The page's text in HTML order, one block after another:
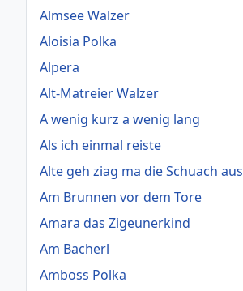
Almsee Walzer
Aloisia Polka
Alpera
Alt-Matreier Walzer
A wenig kurz a wenig lang
Als ich einmal reiste
Alte geh ziag ma die Schuach aus
Am Brunnen vor dem Tore
Amara das Zigeunerkind
Am Bacherl
Amboss Polka